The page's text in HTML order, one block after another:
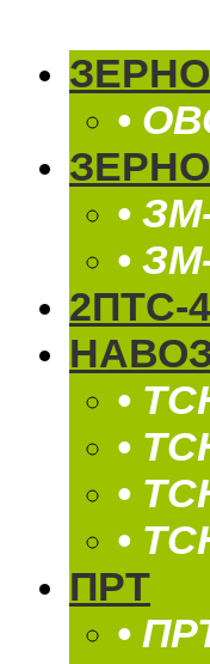
•
•
•
2ПТС-4
•
•
•
•
ПРТ
•